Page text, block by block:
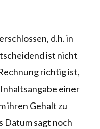
d.h. in
ist nicht
richtig ist,
einer
ihren Gehalt zu
Datum sagt noch